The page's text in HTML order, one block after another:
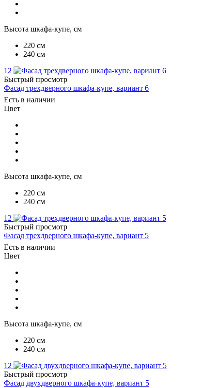
Высота шкафа-купе, см
220 см
240 см
12
Быстрый просмотр
Фасад трехдверного шкафа-купе, вариант 6
Есть в наличии
Цвет
Высота шкафа-купе, см
220 см
240 см
12
Быстрый просмотр
Фасад трехдверного шкафа-купе, вариант 5
Есть в наличии
Цвет
Высота шкафа-купе, см
220 см
240 см
12
Быстрый просмотр
Фасад двухдверного шкафа-купе, вариант 5